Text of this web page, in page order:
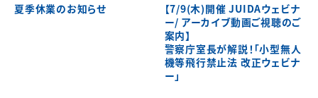
夏季休業のお知らせ
【7/9(木)開催 JUIDAウェビナ
ー/ アーカイブ動画ご視聴のご
案内】
警察庁室長が解説！「小型無人
機等飛行禁止法 改正ウェビナ
ー」